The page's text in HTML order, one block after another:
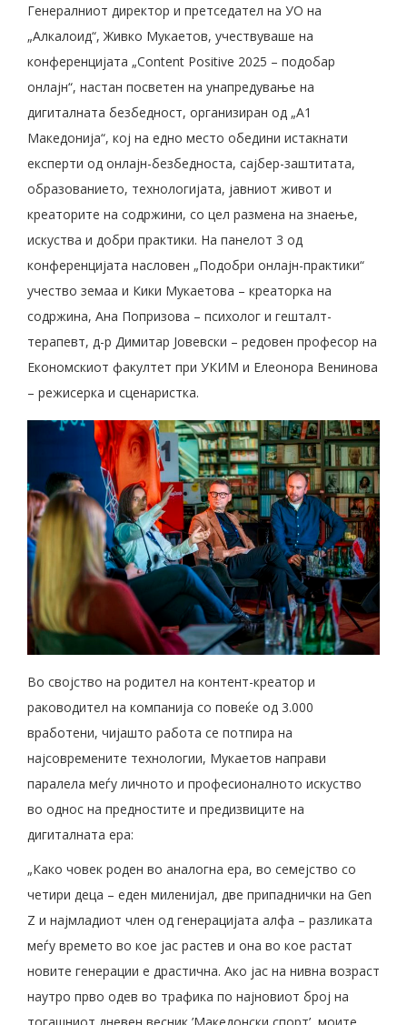
Генералниот директор и претседател на УО на
„Алкалоид“, Живко Мукаетов, учествуваше на
конференцијата „Content Positive 2025 – подобар
онлајн“, настан посветен на унапредување на
дигиталната безбедност, организиран од „А1
Македонија“, кој на едно место обедини истакнати
експерти од онлајн-безбедноста, сајбер-заштитата,
образованието, технологијата, јавниот живот и
креаторите на содржини, со цел размена на знаење,
искуства и добри практики. На панелот 3 од
конференцијата насловен „Подобри онлајн-практики“
учество земаа и Кики Мукаетова – креаторка на
содржина, Ана Попризова – психолог и гешталт-
терапевт, д-р Димитар Јовевски – редовен професор на
Економскиот факултет при УКИМ и Елеонора Венинова
– режисерка и сценаристка.
Во својство на родител на контент-креатор и
раководител на компанија со повеќе од 3.000
вработени, чијашто работа се потпира на
најсовремените технологии, Мукаетов направи
паралела меѓу личното и професионалното искуство
во однос на предностите и предизвиците на
дигиталната ера:
„Како човек роден во аналогна ера, во семејство со
четири деца – еден миленијал, две припаднички на Gen
Z и најмладиот член од генерацијата алфа – разликата
меѓу времето во кое јас растев и она во кое растат
новите генерации е драстична. Ако јас на нивна возраст
наутро прво одев во трафика по најновиот број на